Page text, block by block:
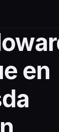
en